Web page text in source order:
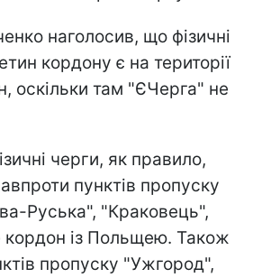
наголосив, що фізичні
кордону є на території
оскільки там "ЄЧерга" не
черги, як правило,
пунктів пропуску
Руська", "Краковець",
кордон із Польщею. Також
пропуску "Ужгород",